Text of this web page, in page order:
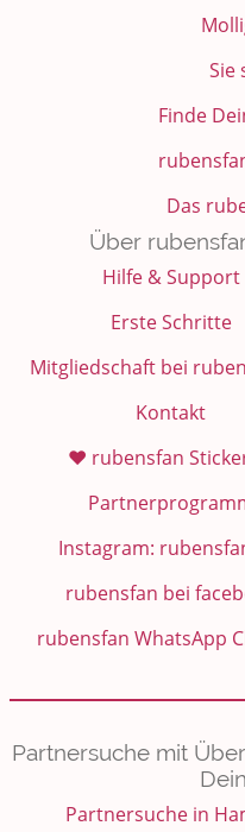
Sie
Finde
Das
Über
Hilfe & Support
Erste Schritte
Mitgliedschaft bei
Kontakt
❤️ rubensfan
Instagram:
rubensfan bei
rubensfan WhatsApp
Partnersuche mit
Partnersuche in